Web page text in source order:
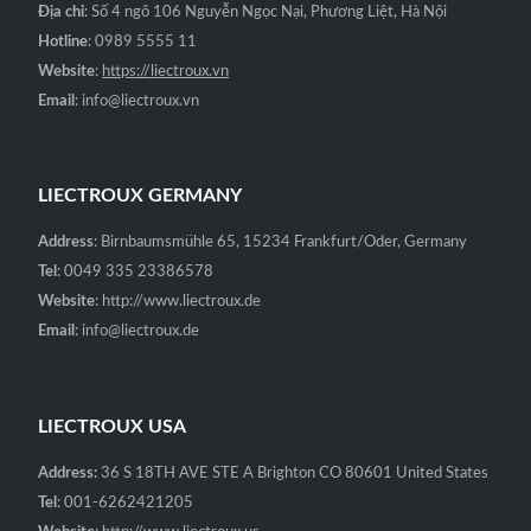
Địa chỉ: Số 4 ngõ 106 Nguyễn Ngọc Nại, Phương Liệt, Hà Nội
Hotline: 0989 5555 11
Website: https://liectroux.vn
Email : info@liectroux.vn
LIECTROUX GERMANY
Address: Birnbaumsmühle 65, 15234 Frankfurt/Oder, Germany
Tel : 0049 335 23386578
Website: http://www.liectroux.de
Email : info@liectroux.de
LIECTROUX USA
Address: 36 S 18TH AVE STE A Brighton CO 80601 United States
Tel : 001-6262421205